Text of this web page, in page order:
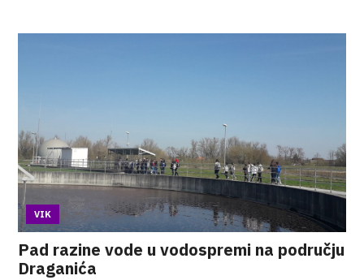
VIK
Pad razine vode u vodospremi na području
Draganića